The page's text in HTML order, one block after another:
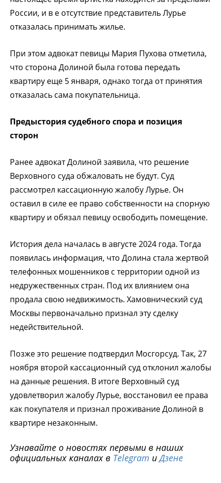
России, и в е отсутствие представитель Лурье
отказалась принимать жилье.
При этом адвокатпевицы Мария Пухова отметила,
что сторона Долиной была готова передать
квартиру еще 5 января, однако тогда от принятия
отказалась сама покупательница.
Предыстория судебного спора и позиция
сторон
Ранее адвокат Долиной заявила, что решение
Верховного суда обжаловать не будут. Суд
рассмотрел кассационную жалобу Лурье. Он
оставил в силе ее право собственности на спорную
квартиру и обязал певицу освободить помещение.
История дела началась в августе 2024 года. Тогда
появилась информация, что Долина стала жертвой
телефонных мошенников с территории одной из
недружественных стран. Под их влиянием она
продала свою недвижимость. Хамовнический суд
Москвы первоначально признал эту сделку
недействительной.
Позже это решение подтвердил Мосгорсуд. Так, 27
ноября второй кассационный суд отклонил жалобы
на данные решения. В итоге Верховный суд
удовлетворил жалобу Лурье, восстановил ее права
как покупателя и признал проживание Долиной в
квартире незаконным.
Узнавайте о новостях первыми в наших
официальных каналах в Telegram иДзене